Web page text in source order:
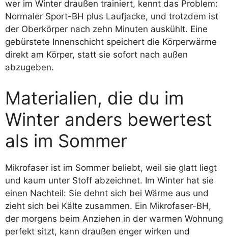
wer im Winter draußen trainiert, kennt das Problem:
Normaler Sport-BH plus Laufjacke, und trotzdem ist
der Oberkörper nach zehn Minuten auskühlt. Eine
gebürstete Innenschicht speichert die Körperwärme
direkt am Körper, statt sie sofort nach außen
abzugeben.
Materialien, die du im
Winter anders bewertest
als im Sommer
Mikrofaser ist im Sommer beliebt, weil sie glatt liegt
und kaum unter Stoff abzeichnet. Im Winter hat sie
einen Nachteil: Sie dehnt sich bei Wärme aus und
zieht sich bei Kälte zusammen. Ein Mikrofaser-BH,
der morgens beim Anziehen in der warmen Wohnung
perfekt sitzt, kann draußen enger wirken und